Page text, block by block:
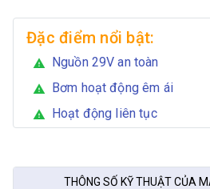
Đặc điểm nổi bật:
warning Nguồn 29V an toàn
warning Bơm hoạt động êm ái
warning Hoạt động liên tục
THÔNG SỐ KỸ THUẬT CỦA